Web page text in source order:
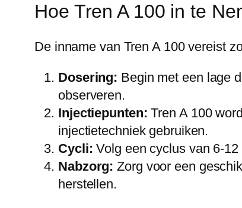
Hoe Tren A 100 in te
De inname van Tren A 100 vereist
Dosering: Begin met een lage
observeren.
Injectiepunten: Tren A 100
injectietechniek gebruiken.
Cycli: Volg een cyclus van 6-
Nabzorg: Zorg voor een
herstellen.